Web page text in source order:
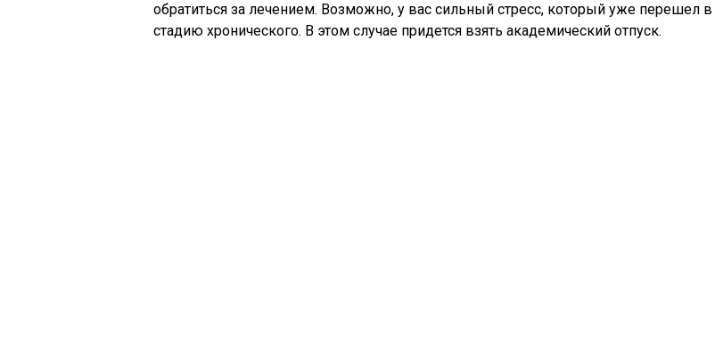
обратиться за лечением. Возможно, у вас сильный стресс, который уже перешел в
стадию хронического. В этом случае придется взять академический отпуск.